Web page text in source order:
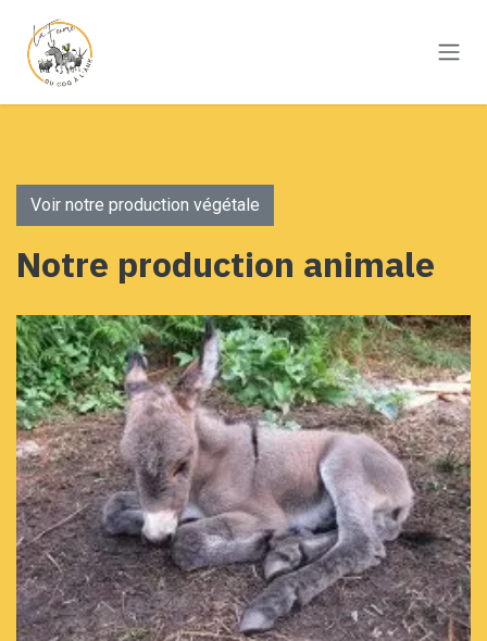
Voir notre pro​​du​​ction végétale
Notre production animale